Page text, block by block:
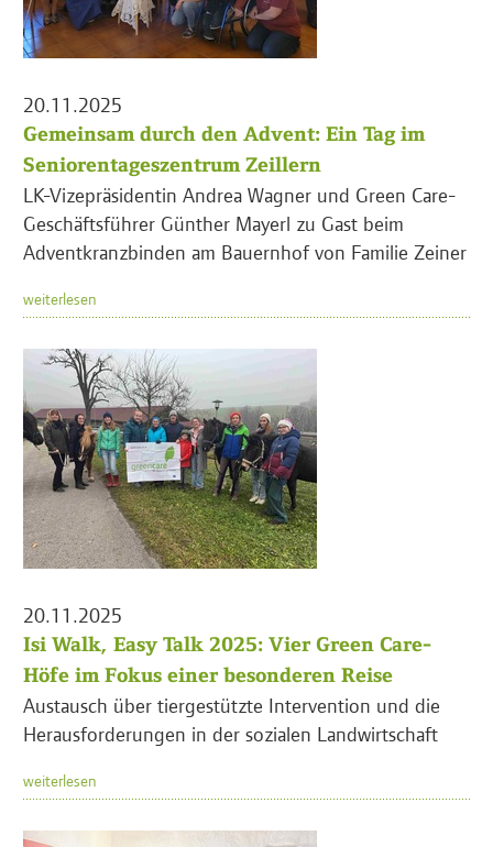
20.11.2025
Gemeinsam durch den Advent: Ein Tag im
Seniorentageszentrum Zeillern
LK-Vizepräsidentin Andrea Wagner und Green Care-
Geschäftsführer Günther Mayerl zu Gast beim
Adventkranzbinden am Bauernhof von Familie Zeiner
weiterlesen
20.11.2025
Isi Walk, Easy Talk 2025: Vier Green Care-
Höfe im Fokus einer besonderen Reise
Austausch über tiergestützte Intervention und die
Herausforderungen in der sozialen Landwirtschaft
weiterlesen